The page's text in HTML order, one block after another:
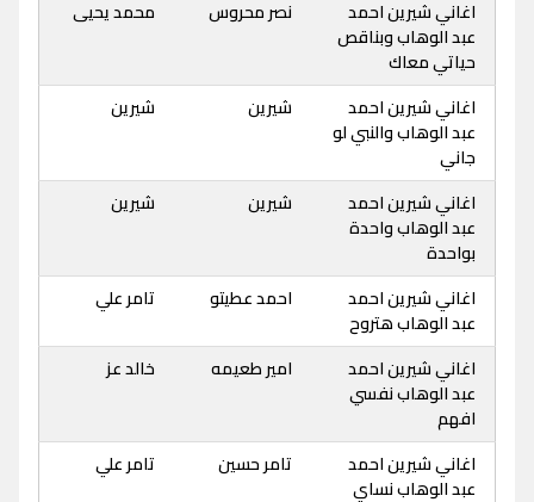
اغاني شيرين احمد
عبد الوهاب وبناقص
حياتي معاك
نصر محروس محمد يحيى
اغاني شيرين احمد
عبد الوهاب والنبي لو
جاني
شيرين شيرين
اغاني شيرين احمد
عبد الوهاب واحدة
بواحدة
شيرين شيرين
اغاني شيرين احمد
عبد الوهاب هتروح
احمد عطيتو تامر علي
اغاني شيرين احمد
عبد الوهاب نفسي
افهم
امير طعيمه خالد عز
اغاني شيرين احمد
عبد الوهاب نساي
تامر حسين تامر علي